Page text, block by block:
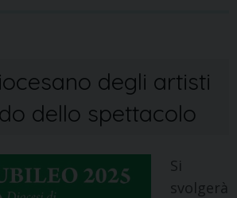
degli artisti
dello spettacolo
Si
svolgerà